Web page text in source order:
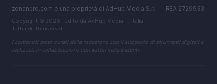
zonanerd.com è una proprietà di AdHub Media S.r.l. — REA 2729933
Copyright © 2026 · Edito da AdHub Media — Italia
Tutti i diritti riservati
I contenuti sono curati dalla redazione con il supporto di strumenti digitali e
realizzati in collaborazione con autori indipendenti.